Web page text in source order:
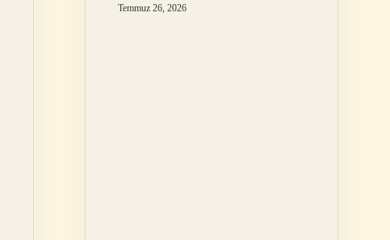
Temmuz 26, 2026